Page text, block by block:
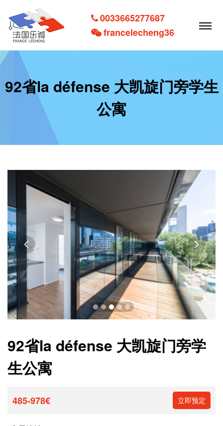
0033665277687
francelecheng36
92省la défense 大凯旋门旁学生
公寓
 
92省la défense 大凯旋门旁学
生公寓
485-978€ 立即预定